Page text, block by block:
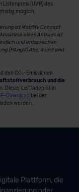
Listenpreis (UVP) des
möglich.
ist Mobility Concept
eines Antrags ist
und entsprechen
(PAngV) Abs. 4 und sind
den CO₂-Emissionen
und die
Dieser Leitfaden ist in
Download bei der
werden.
Plattform, die